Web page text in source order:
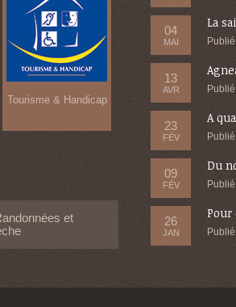
Tourisme & Handicap
et
04
MAI
La
13
AVR
23
FÉV
A
09
FÉV
Du
26
JAN
Pour